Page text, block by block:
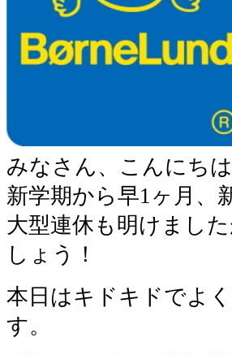
みなさん、こんにちは
新学期から早1ヶ月、
大型連休も明けまし
しょう！
本日はキドキドでよ
す。